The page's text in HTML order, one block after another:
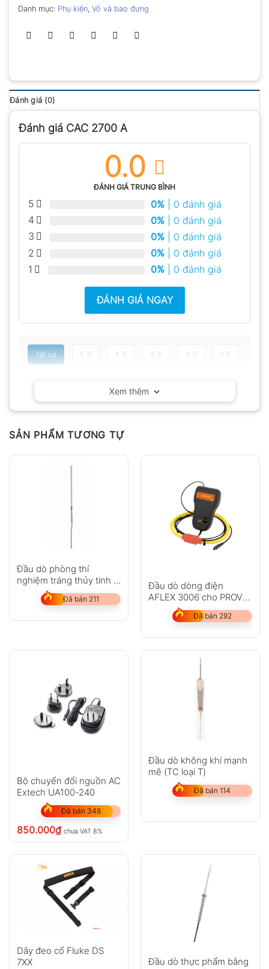
Danh mục: Phụ kiện, Vỏ và bao đựng
Đánh giá (0)
Đánh giá CAC 2700 A
0.0
ĐÁNH GIÁ TRUNG BÌNH
5 0% | 0 đánh giá
4
0% | 0 đánh giá
3
0% | 0 đánh giá
2
0% | 0 đánh giá
1
0% | 0 đánh giá
ĐÁNH GIÁ NGAY
Tất cả 5 4 3 2 1
Chưa có đánh giá nào.
Không có bình luận nào
Xem thêm
SẢN PHẨM TƯƠNG TỰ
Đầu dò phòng thí
nghiệm tráng thủy tinh –
với cảm biến nhiệt độ
Đã bán 211
Đầu dò dòng điện
AFLEX 3006 cho PROVA
6830A
Đã bán 292
Bộ chuyển đổi nguồn AC
Extech UA100-240
Đã bán 348
850.000₫ chưa VAT 8%
Đầu dò không khí mạnh
mẽ (TC loại T)
Đã bán 114
Dây đeo cổ Fluke DS
7XX
Đầu dò thực phẩm bằng